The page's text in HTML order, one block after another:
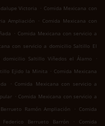
Victoria . Comida Mexicana con
Ampliación
. Comida Mexicana con
. Comida Mexicana con servicio a
con servicio a domicilio Saltillo El
domicilio Saltillo Viñedos el Álamo
.
Ejido la Minita . Comida Mexicana
. Comida Mexicana con servicio a
. Comida Mexicana con servicio a
Ramón Ampliación
. Comida
Berrueto Barrón
.
Comida